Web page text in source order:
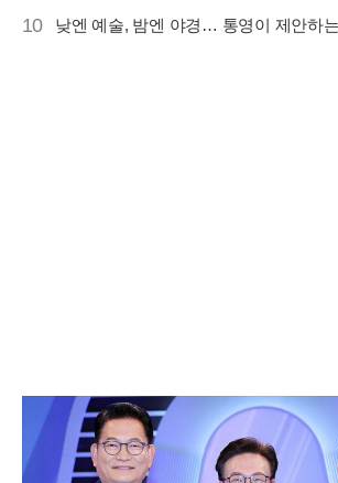
10 낮엔 예술, 밤엔 야경… 통영이 제안하